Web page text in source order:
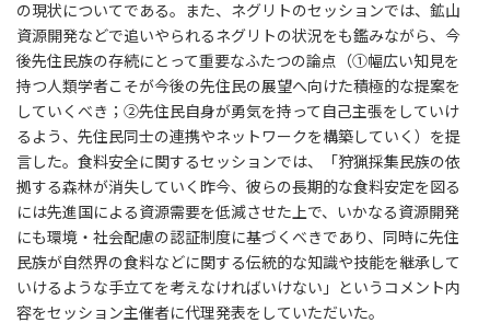
の現状についてである。また、ネグリトのセッションでは、鉱山
資源開発などで追いやられるネグリトの状況をも鑑みながら、今
後先住民族の存続にとって重要なふたつの論点（①幅広い知見を
持つ人類学者こそが今後の先住民の展望へ向けた積極的な提案を
していくべき；②先住民自身が勇気を持って自己主張をしていけ
るよう、先住民同士の連携やネットワークを構築していく）を提
言した。食料安全に関するセッションでは、「狩猟採集民族の依
拠する森林が消失していく昨今、彼らの長期的な食料安定を図る
には先進国による資源需要を低減させた上で、いかなる資源開発
にも環境・社会配慮の認証制度に基づくべきであり、同時に先住
民族が自然界の食料などに関する伝統的な知識や技能を継承して
いけるような手立てを考えなければいけない」というコメント内
容をセッション主催者に代理発表をしていただいた。